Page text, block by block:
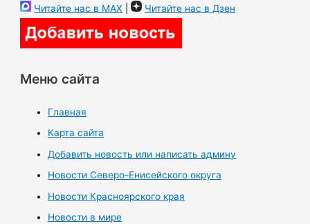
Читайте нас в MAX | Читайте нас в Дзен
Меню сайта
Главная
Карта сайта
Добавить новость или написать админу
Новости Северо-Енисейского округа
Новости Красноярского края
Новости в мире